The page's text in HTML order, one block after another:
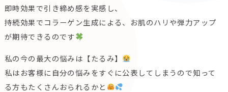
即時効果で引き締め感を実感し、
持続効果でコラーゲン生成による、お肌のハリや弾力アップ
が期待できるのです
私の今の最大の悩みは【たるみ】
私はお客様に自分の悩みをすぐに公表してしまうので知って
る方もたくさんおられるかと